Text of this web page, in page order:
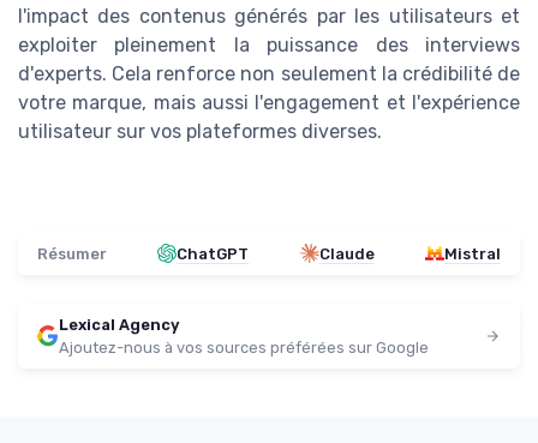
l'impact des contenus générés par les utilisateurs et
exploiter pleinement la puissance des interviews
d'experts. Cela renforce non seulement la crédibilité de
votre marque, mais aussi l'engagement et l'expérience
utilisateur sur vos plateformes diverses.
Résumer ChatGPT Claude Mistral
Lexical Agency
Ajoutez-nous à vos sources préférées sur Google